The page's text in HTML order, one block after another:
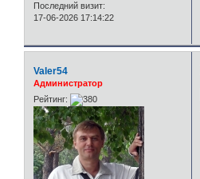
Последний визит:
17-06-2026 17:14:22
Valer54
Администратор
Рейтинг: